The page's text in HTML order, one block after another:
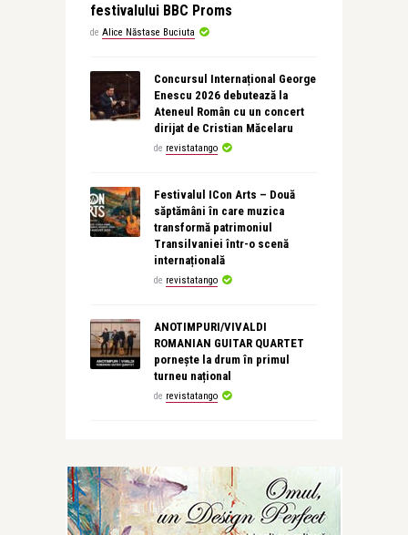
festivalului BBC Proms
de Alice Năstase Buciuta
Concursul Internațional George
Enescu 2026 debutează la
Ateneul Român cu un concert
dirijat de Cristian Măcelaru
de revistatango
Festivalul ICon Arts – Două
săptămâni în care muzica
transformă patrimoniul
Transilvaniei într-o scenă
internațională
de revistatango
ANOTIMPURI/VIVALDI
ROMANIAN GUITAR QUARTET
pornește la drum în primul
turneu național
de revistatango